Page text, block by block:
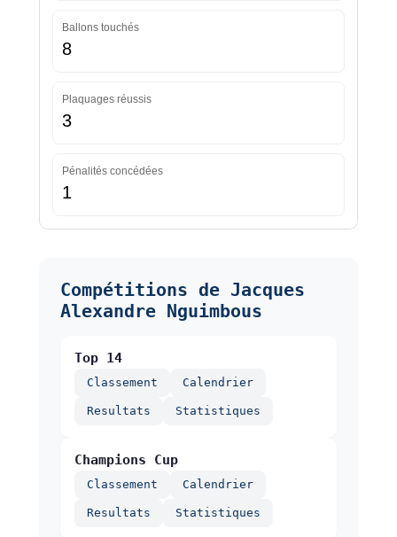
Ballons touchés
8
Plaquages réussis
3
Pénalités concédées
1
Compétitions de Jacques
Alexandre Nguimbous
Top 14
Classement Calendrier
Resultats Statistiques
Champions Cup
Classement Calendrier
Resultats Statistiques